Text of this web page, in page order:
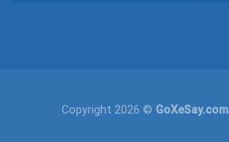
Copyright 2026 © GoXeSay.com